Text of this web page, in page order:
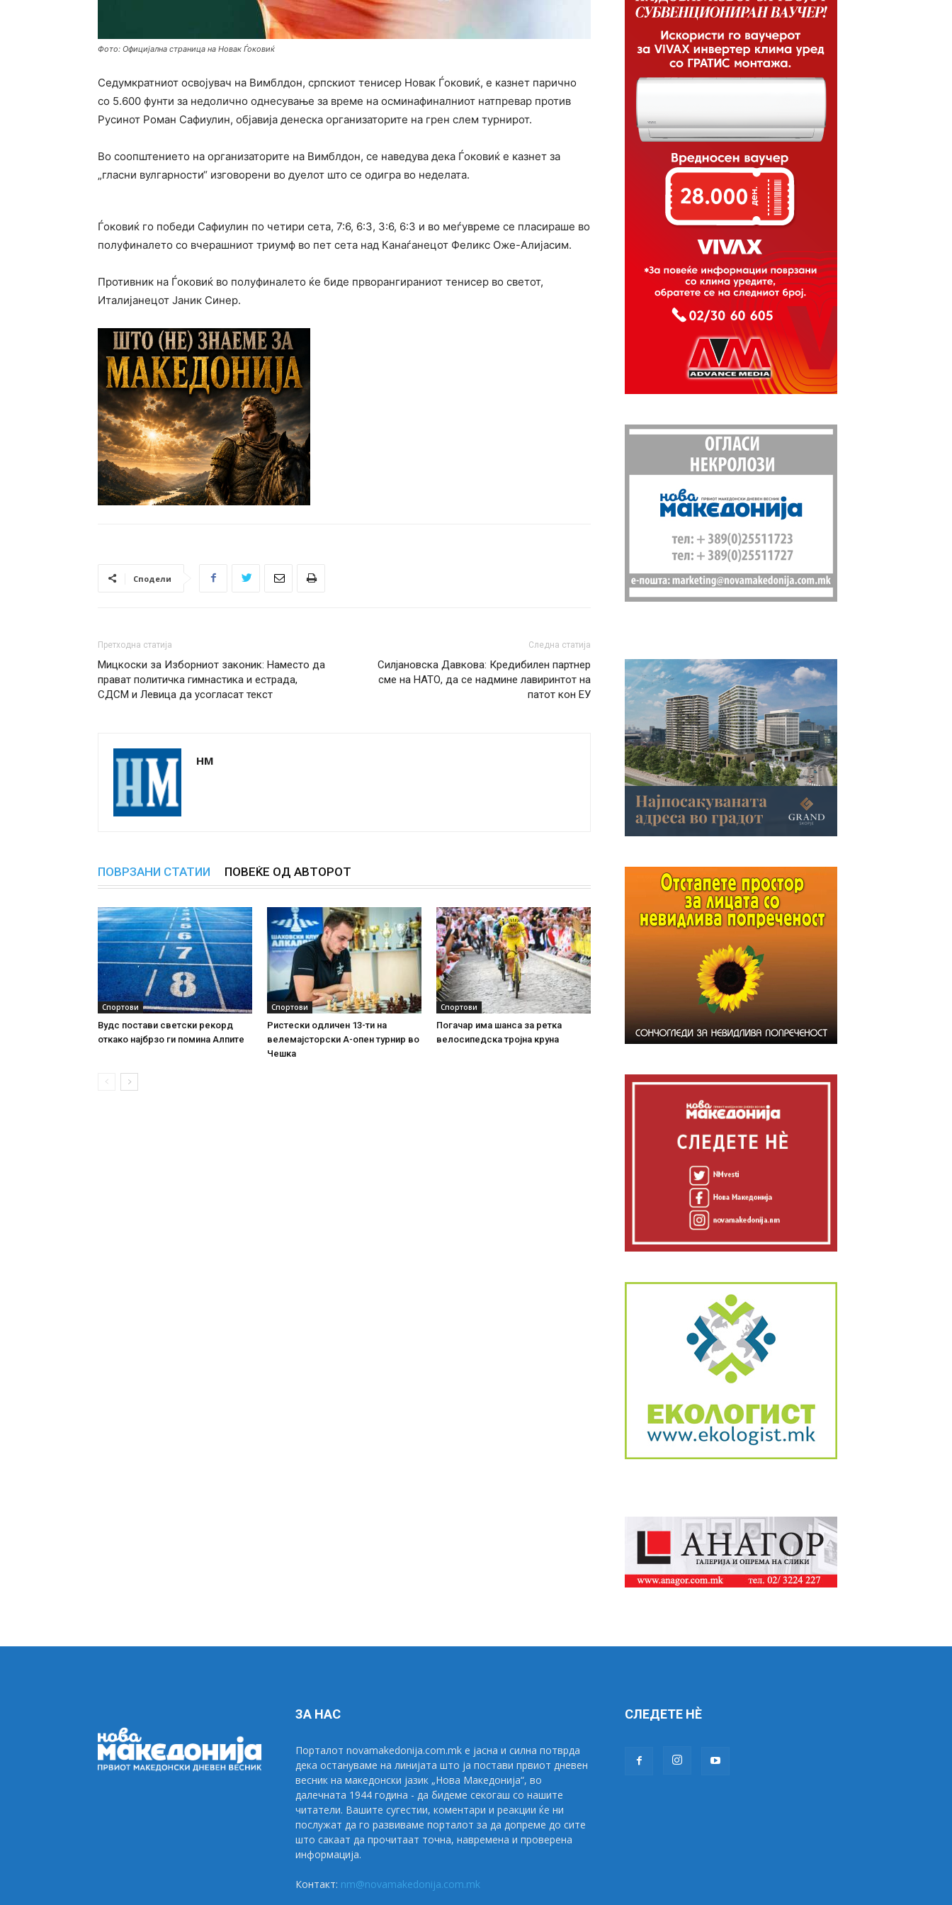
Фото: Официјална страница на Новак Ѓоковиќ
Седумкратниот освојувач на Вимблдон, српскиот тенисер Новак Ѓоковиќ, е казнет парично
со 5.600 фунти за недолично однесување за време на осминафиналниот натпревар против
Русинот Роман Сафиулин, објавија денеска организаторите на грен слем турнирот.
Во соопштението на организаторите на Вимблдон, се наведува дека Ѓоковиќ е казнет за
„гласни вулгарности“ изговорени во дуелот што се одигра во неделата.
Ѓоковиќ го победи Сафиулин по четири сета, 7:6, 6:3, 3:6, 6:3 и во меѓувреме се пласираше во
полуфиналето со вчерашниот триумф во пет сета над Канаѓанецот Феликс Оже-Алијасим.
Противник на Ѓоковиќ во полуфиналето ќе биде прворангираниот тенисер во светот,
Италијанецот Јаник Синер.
Сподели
Претходна статија
Мицкоски за Изборниот законик: Наместо да
прават политичка гимнастика и естрада,
СДСМ и Левица да усогласат текст
Следна статија
Силјановска Давкова: Кредибилен партнер
сме на НАТО, да се надмине лавиринтот на
патот кон ЕУ
НМ
ПОВРЗАНИ СТАТИИ ПОВЕЌЕ ОД АВТОРОТ
Спортови
Вудс постави светски рекорд
откако најбрзо ги помина Алпите
Спортови
Ристески одличен 13-ти на
велемајсторски А-опен турнир во
Чешка
Спортови
Погачар има шанса за ретка
велосипедска тројна круна
ЗА НАС
Порталот novamakedonija.com.mk е јасна и силна потврда
дека остануваме на линијата што ја постави првиот дневен
весник на македонски јазик „Нова Македонија“, во
далечната 1944 година - да бидеме секогаш со нашите
читатели. Вашите сугестии, коментари и реакции ќе ни
послужат да го развиваме порталот за да допреме до сите
што сакаат да прочитаат точна, навремена и проверена
информација.
Контакт: nm@novamakedonija.com.mk
СЛЕДЕТЕ НÈ